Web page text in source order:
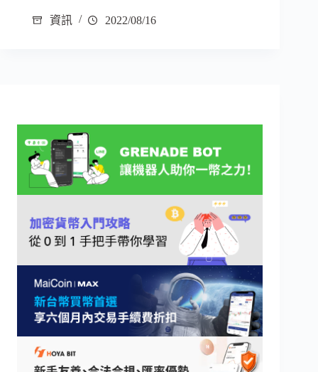
資訊 2022/08/16